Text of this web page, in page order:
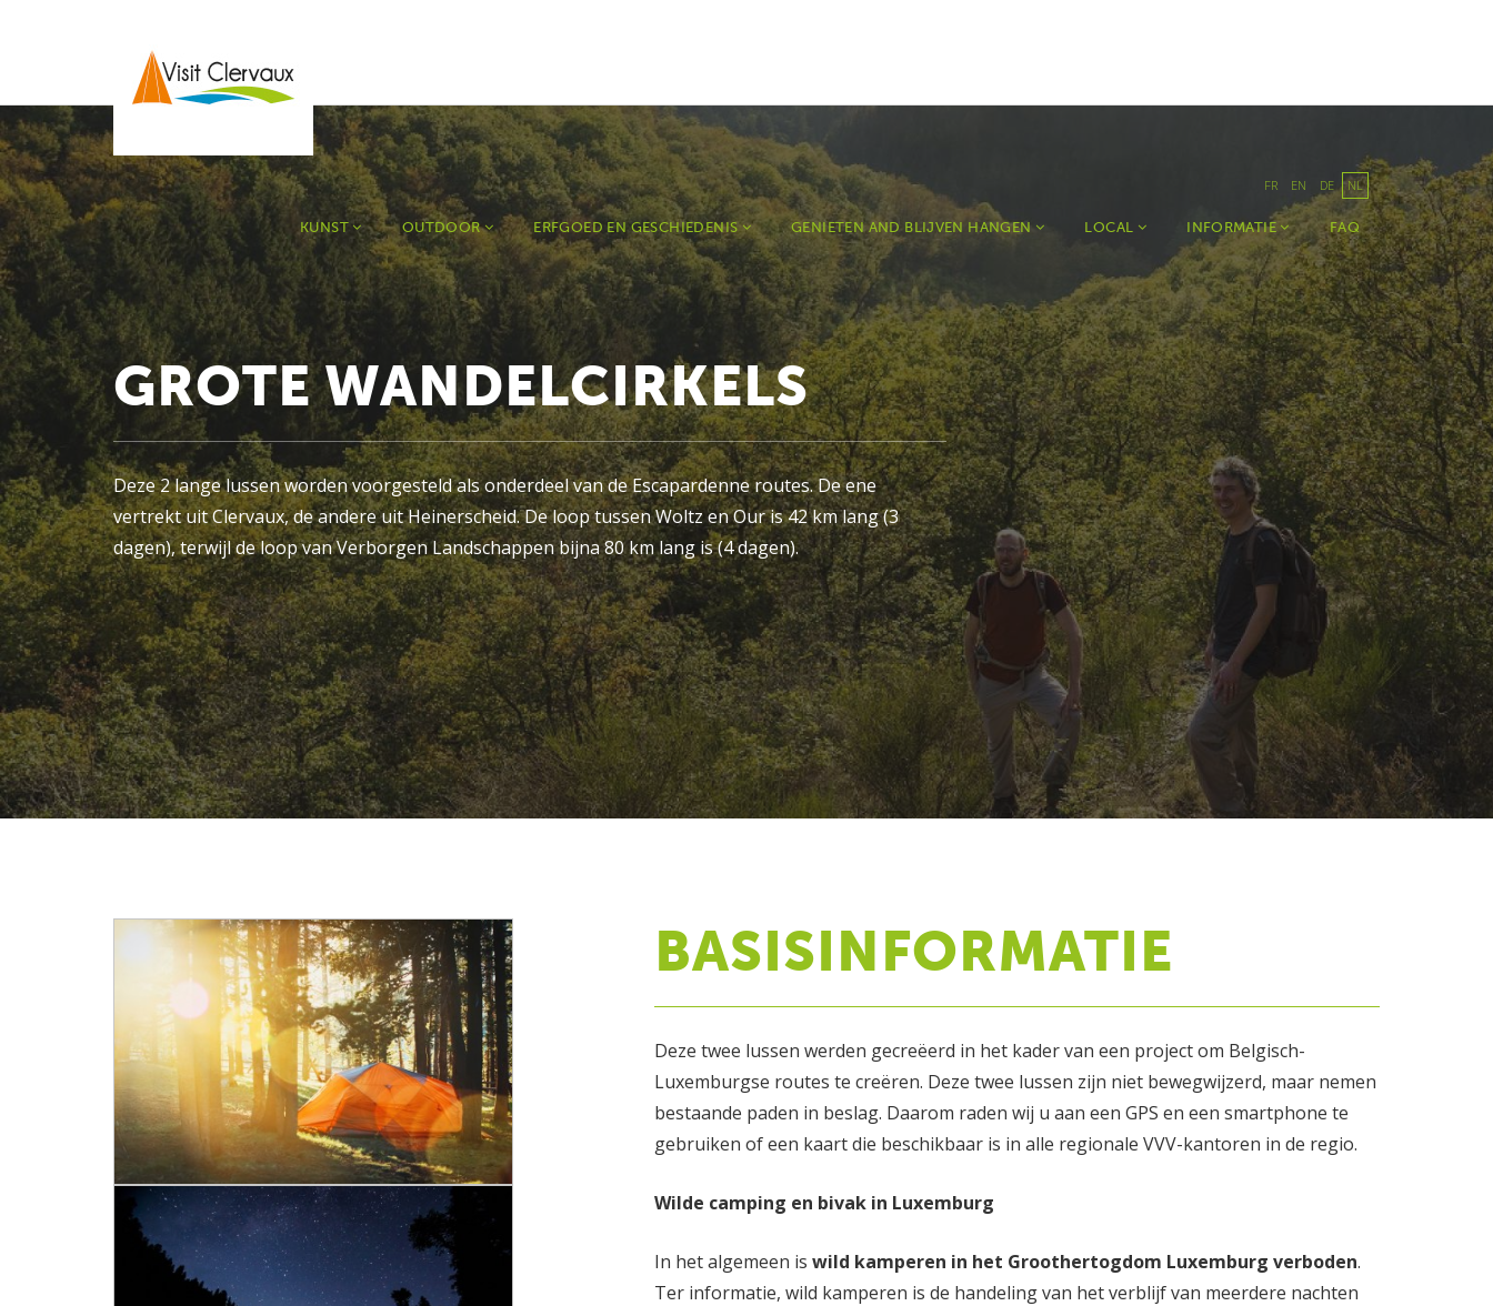
FR EN DE NL
KUNST OUTDOOR ERFGOED EN GESCHIEDENIS GENIETEN AND BLIJVEN HANGEN LOCAL INFORMATIE FAQ
GROTE WANDELCIRKELS
Deze 2 lange lussen worden voorgesteld als onderdeel van de Escapardenne routes. De ene
vertrekt uit Clervaux, de andere uit Heinerscheid. De loop tussen Woltz en Our is 42 km lang (3
dagen), terwijl de loop van Verborgen Landschappen bijna 80 km lang is (4 dagen).
BASISINFORMATIE
Deze twee lussen werden gecreëerd in het kader van een project om Belgisch-
Luxemburgse routes te creëren. Deze twee lussen zijn niet bewegwijzerd, maar nemen
bestaande paden in beslag. Daarom raden wij u aan een GPS en een smartphone te
gebruiken of een kaart die beschikbaar is in alle regionale VVV-kantoren in de regio.
Wilde camping en bivak in Luxemburg
In het algemeen iswild kamperen in het Groothertogdom Luxemburg verboden.
Ter informatie, wild kamperen is de handeling van het verblijf van meerdere nachten